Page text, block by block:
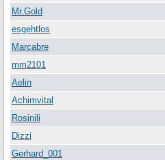
Mr.Gold
esgehtlos
Marcabre
mm2101
Aelin
Achimvital
Rosinili
Dizzi
Gerhard_001